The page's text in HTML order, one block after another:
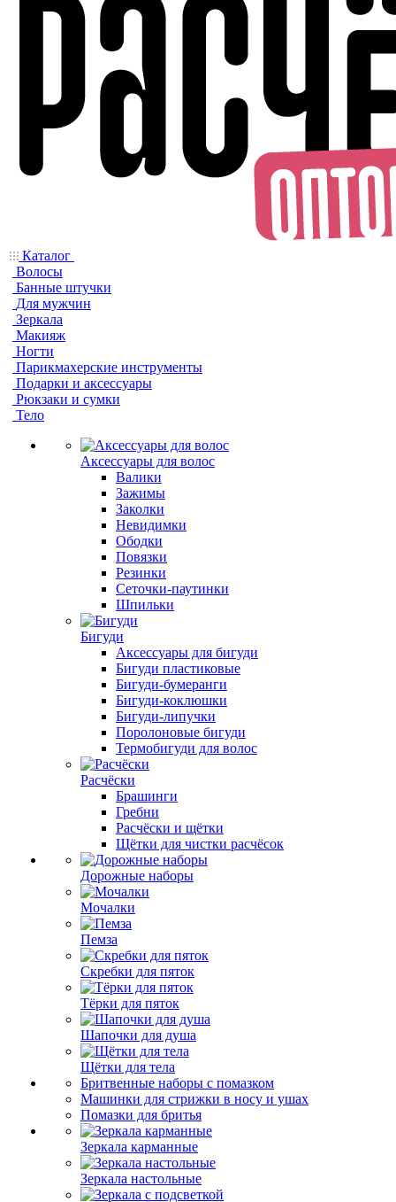
Каталог
Волосы
Банные штучки
Для мужчин
Зеркала
Макияж
Ногти
Парикмахерские инструменты
Подарки и аксессуары
Рюкзаки и сумки
Тело
Аксессуары для волос
Валики
Зажимы
Заколки
Невидимки
Ободки
Повязки
Резинки
Сеточки-паутинки
Шпильки
Бигуди
Аксессуары для бигуди
Бигуди пластиковые
Бигуди-бумеранги
Бигуди-коклюшки
Бигуди-липучки
Поролоновые бигуди
Термобигуди для волос
Расчёски
Брашинги
Гребни
Расчёски и щётки
Щётки для чистки расчёсок
Дорожные наборы
Мочалки
Пемза
Скребки для пяток
Тёрки для пяток
Шапочки для душа
Щётки для тела
Бритвенные наборы с помазком
Машинки для стрижки в носу и ушах
Помазки для бритья
Зеркала карманные
Зеркала настольные